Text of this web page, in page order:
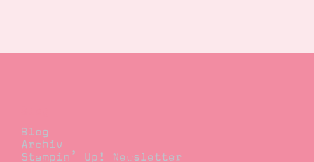
Blog
Archiv
Stampin’ Up! Newsletter